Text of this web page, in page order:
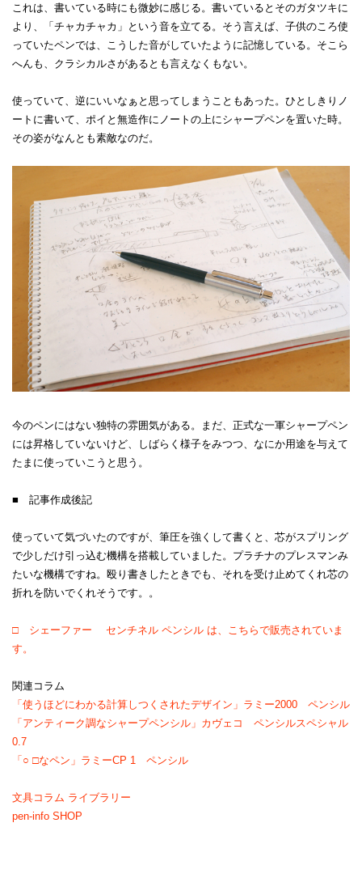
これは、書いている時にも微妙に感じる。書いているとそのガタツキに
より、「チャカチャカ」という音を立てる。そう言えば、子供のころ使
っていたペンでは、こうした音がしていたように記憶している。そこら
へんも、クラシカルさがあるとも言えなくもない。
使っていて、逆にいいなぁと思ってしまうこともあった。ひとしきりノ
ートに書いて、ポイと無造作にノートの上にシャープペンを置いた時。
その姿がなんとも素敵なのだ。
今のペンにはない独特の雰囲気がある。まだ、正式な一軍シャープペン
には昇格していないけど、しばらく様子をみつつ、なにか用途を与えて
たまに使っていこうと思う。
■ 記事作成後記
使っていて気づいたのですが、筆圧を強くして書くと、芯がスプリング
で少しだけ引っ込む機構を搭載していました。プラチナのプレスマンみ
たいな機構ですね。殴り書きしたときでも、それを受け止めてくれ芯の
折れを防いでくれそうです。。
□ シェーファー センチネル ペンシル は、こちらで販売されていま
す。
関連コラム
「使うほどにわかる計算しつくされたデザイン」ラミー2000 ペンシル
「アンティーク調なシャープペンシル」カヴェコ ペンシルスペシャル
0.7
「○ □なペン」ラミーCP 1 ペンシル
文具コラム ライブラリー
pen-info SHOP